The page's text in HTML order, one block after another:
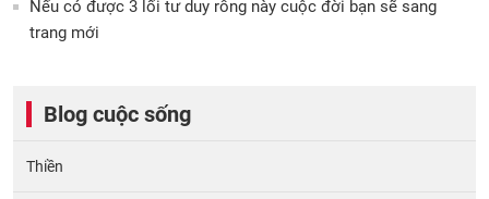
Nếu có được 3 lối tư duy rỗng này cuộc đời bạn sẽ sang
trang mới
Blog cuộc sống
Thiền